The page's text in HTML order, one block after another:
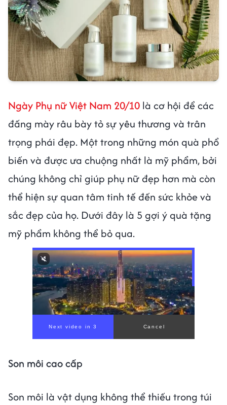
Ngày Phụ nữ Việt Nam 20/10 là cơ hội để các
đấng mày râu bày tỏ sự yêu thương và trân
trọng phái đẹp. Một trong những món quà phổ
biến và được ưa chuộng nhất là mỹ phẩm, bởi
chúng không chỉ giúp phụ nữ đẹp hơn mà còn
thể hiện sự quan tâm tinh tế đến sức khỏe và
sắc đẹp của họ. Dưới đây là 5 gợi ý quà tặng
mỹ phẩm không thể bỏ qua.
Son môi cao cấp
Son môi là vật dụng không thể thiếu trong túi